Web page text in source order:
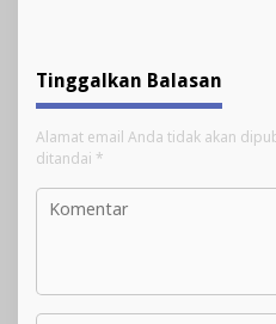
Tinggalkan Balasan
Alamat email Anda tidak akan
ditandai *